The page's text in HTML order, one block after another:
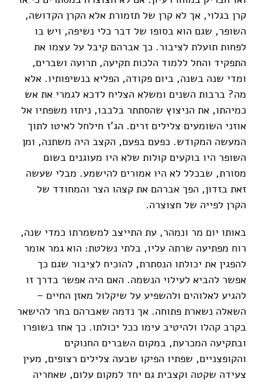
קרן בגלוי, אך לא קרן של תזמורת אלא הקרן הקדושה,
השופר, שגם הוא בסופו של דבר כלי נשיפה, ויש בו
לפחות תועלת לציבור. כך אברהם קיבל על עצמו את
התפקיד והחל ללמוד הלכות תקיעה, תרועה ושברים,
ומדי שנה בשנה, ביום פקודה, הפליא בנשיפותיו. אלא
מה? ברבות השנים ומשלא הצליח לדכא לגמרי את אש
כמיהתו, את הניצוץ שהסתתר בלבבו, ניתזו משפתיו אל
אוזני השומעים צלילים זרים. הג'ז חילחל לאיטו לתוך
המעשה המקודש. כפעם בפעם, הקצב היה משתנה, ומן
השופר היו בוקעים קולות שלא היו מעוגנים בשום
מסורת, שבכלל לא היו אמורים להישמע. מבלי שעשה
זאת בזדון, הפך אברהם את קצהו הצר והמחודד של
הקרן לפייה של חצוצרה.
באותו יום מר ונמהר, עת התייצב למשמרתו כמדי שנה,
רוח מפתיעה שרתה עליו, בלתי נשלטת: הוא גמר אומר
להפגין את יכולתו הנסתרת, להוכיח לציבור שגם כך
אפשר להביא לעילוי הנשמה. האם היה אפשר בדרך זו
להגיע לאלוהים ולהשפיע על שיקלול מאזן החיים –
השאלה נשארת פתוחה. אך נדמה שאברהם בחר להישאר
בקרב קהלו ולהיטיב עימו ככל יכולתו. כך אחז בשופרו
ובתקיעה המכרעת, במקום השברים החנוקים
והקופצניים, שפתיו הפיקו שבעה צלילים רצופים, מעין
צעידה שקטה וקצבית גם יחד למקום עלום, שאחריה